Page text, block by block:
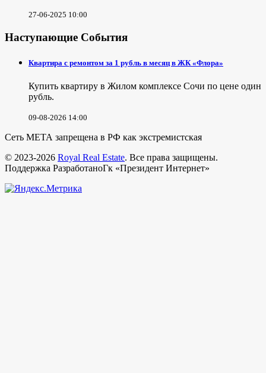
27-06-2025 10:00
Наступающие События
Квартира с ремонтом за 1 рубль в месяц в ЖК «Флора»
Купить квартиру в Жилом комплексе Сочи по цене один
рубль.
09-08-2026 14:00
Сеть МЕТА запрещена в РФ как экстремистская
© 2023-2026 Royal Real Estate. Все права защищены.
Поддержка РазработаноГк «Президент Интернет»